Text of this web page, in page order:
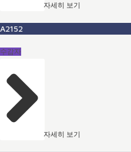
자세히 보기
A2152
수감자
자세히 보기